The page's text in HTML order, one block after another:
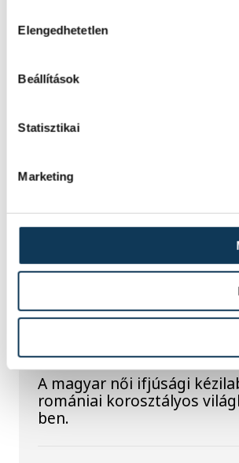
Elengedhetetlen
Beállítások
Statisztikai
Marketing
előtt áll: Gunther Zsolt
Nielsen
A bajnoki és Magyar
győzelmet aratott az ETO
sikerrel kezdte a nyári
együttese nagy tempót
az eseményeket.
Női kézilabda
kikapott
A magyar női ifjúsági
romániai korosztályos
ben.